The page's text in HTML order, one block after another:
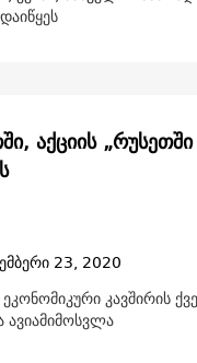
აქციის
23, 2020
ეკონომიკური კავშირის
ავიამიმოსვლა